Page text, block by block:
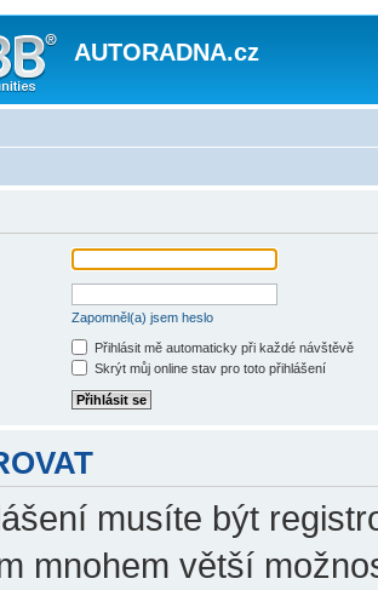
AUTORADNA.cz
Zapomněl(a) jsem heslo
Přihlásit mě automaticky při každé návštěvě
Skrýt můj online stav pro toto přihlášení
musíte být
mnohem větší